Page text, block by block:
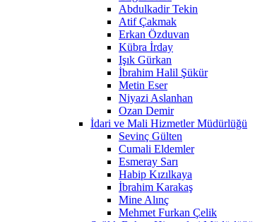
Abdulkadir Tekin
Atif Çakmak
Erkan Özduvan
Kübra İrday
Işık Gürkan
İbrahim Halil Şükür
Metin Eser
Niyazi Aslanhan
Ozan Demir
İdari ve Mali Hizmetler Müdürlüğü
Sevinç Gülten
Cumali Eldemler
Esmeray Sarı
Habip Kızılkaya
İbrahim Karakaş
Mine Alınç
Mehmet Furkan Çelik